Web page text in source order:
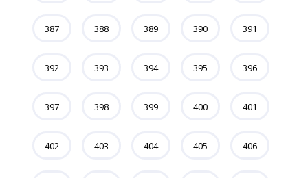
387 388 389 390 391
392 393 394 395 396
397 398 399 400 401
402 403 404 405 406